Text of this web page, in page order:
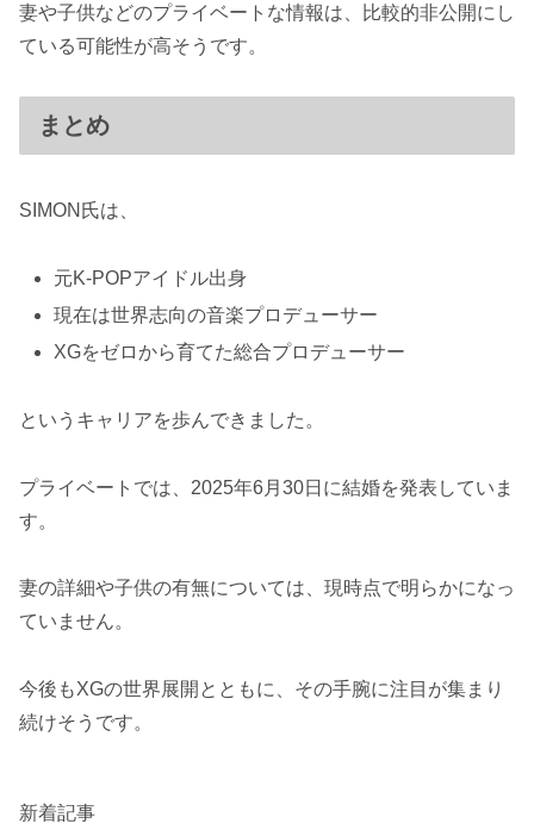
妻や子供などのプライベートな情報は、比較的非公開にし
ている可能性が高そうです。
まとめ
SIMON氏は、
元K-POPアイドル出身
現在は世界志向の音楽プロデューサー
XGをゼロから育てた総合プロデューサー
というキャリアを歩んできました。
プライベートでは、2025年6月30日に結婚を発表していま
す。
妻の詳細や子供の有無については、現時点で明らかになっ
ていません。
今後もXGの世界展開とともに、その手腕に注目が集まり
続けそうです。
新着記事